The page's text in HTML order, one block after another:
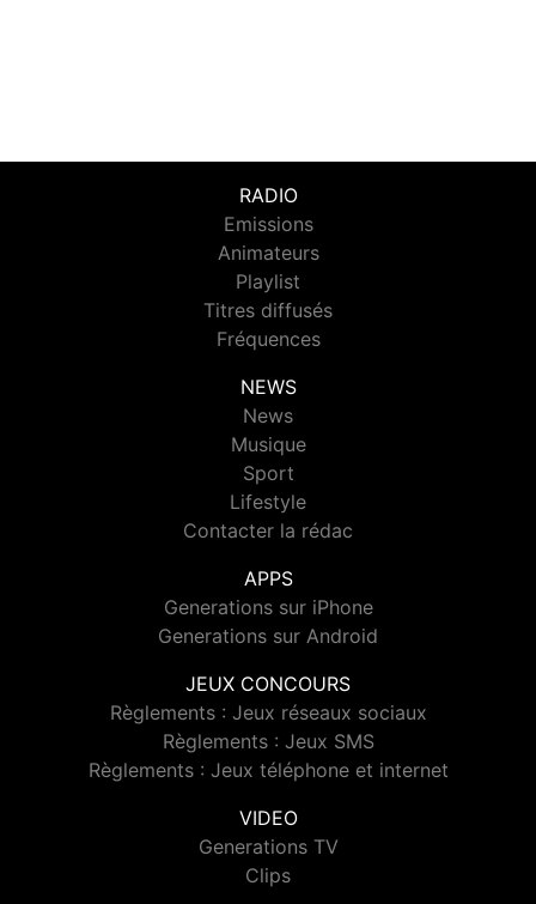
RADIO
Emissions
Animateurs
Playlist
Titres diffusés
Fréquences
NEWS
News
Musique
Sport
Lifestyle
Contacter la rédac
APPS
Generations sur iPhone
Generations sur Android
JEUX CONCOURS
Règlements : Jeux réseaux sociaux
Règlements : Jeux SMS
Règlements : Jeux téléphone et internet
VIDEO
Generations TV
Clips